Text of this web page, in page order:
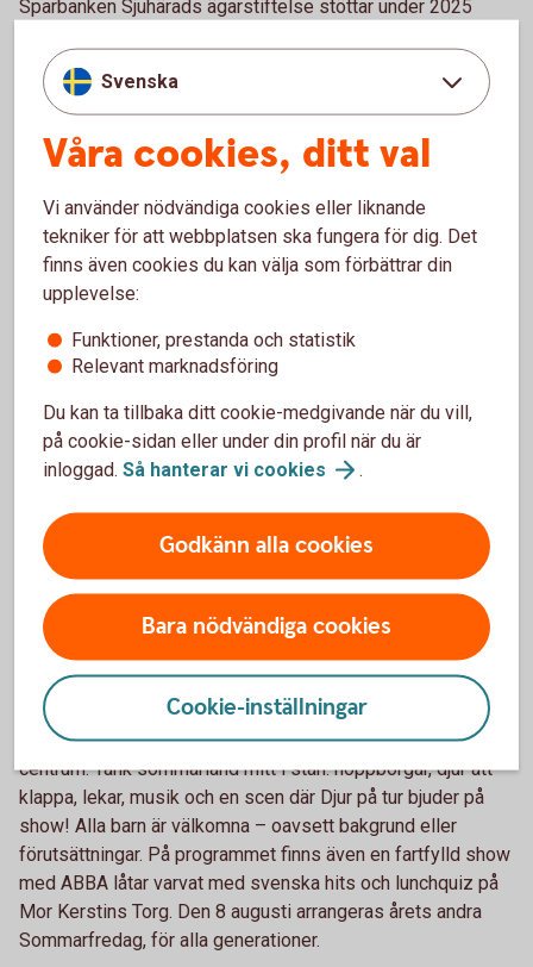
Sparbanken Sjuhärads ägarstiftelse stöttar under 2025
sommarspel.
4. Sommarkväll + film + popcorn =
utomhusbio i Bollebygd!
Packa picknickfilten och ta med biohumöret – den 27 juni
förvandlas torget i Bollebygd centrum till sommarens
mysigaste utomhusbio! Kl. 17.30 visas Dumma Mej för de
små, och kl. 20.00 rullar actionkomedin The Fall Guy igång
för alla kvällspigga. Det blir popcorn i mängder, grillade
burgare från föreningslivet och skönt häng i kvällssolen. Ta
film under bar himmel.
Sparbanken Sjuhärads ägarstiftelse stöttar Företagarna i
uppskattade och återkommande biokvällen.
5. Sommarfredagar i Kinna - en festdag
för hela familjen
Sommarfredag i Kinna är ett numera säkert sommartecken
för alla Markbor. Den 11 juli är det dags för Barnens
Sommarfredag – ett helt nytt koncept där barnen står i
centrum. Tänk sommarland mitt i stan: hoppborgar, djur att
klappa, lekar, musik och en scen där Djur på tur bjuder på
show! Alla barn är välkomna – oavsett bakgrund eller
förutsättningar. På programmet finns även en fartfylld show
med ABBA låtar varvat med svenska hits och lunchquiz på
Mor Kerstins Torg. Den 8 augusti arrangeras årets andra
Sommarfredag, för alla generationer.
Svenska
Våra cookies, ditt val
Vi använder nödvändiga cookies eller liknande
tekniker för att webbplatsen ska fungera för dig. Det
finns även cookies du kan välja som förbättrar din
upplevelse:
Funktioner, prestanda och statistik
Relevant marknadsföring
Du kan ta tillbaka ditt cookie-medgivande när du vill,
på cookie-sidan eller under din profil när du är
inloggad. Så hanterar vi cookies .
Godkänn alla cookies
Bara nödvändiga cookies
Cookie-inställningar